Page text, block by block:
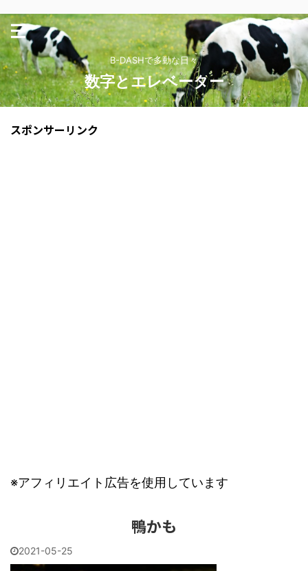
B-DASHで多動な日々
数字とエレベーター
スポンサーリンク
※アフィリエイト広告を使用しています
鴨かも
2021-05-25